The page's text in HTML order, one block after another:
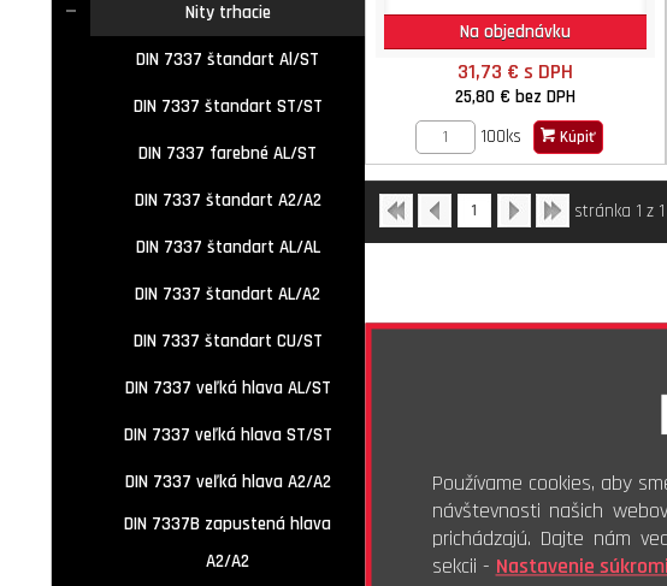
Nity trhacie
DIN 7337 štandart Al/ST
DIN 7337 štandart ST/ST
DIN 7337 farebné AL/ST
DIN 7337 štandart A2/A2
DIN 7337 štandart AL/AL
DIN 7337 štandart AL/A2
DIN 7337 štandart CU/ST
DIN 7337 veľká hlava AL/ST
DIN 7337 veľká hlava ST/ST
DIN 7337 veľká hlava A2/A2
DIN 7337B zapustená hlava
A2/A2
Na objednávku
31,73 € s DPH
25,80 € bez DPH
100ks
Kúpiť
1 stránka 1 z 1
Používame cookies, aby
návštevnosti našich
prichádzajú. Dajte nám
sekcii - Nastavenie